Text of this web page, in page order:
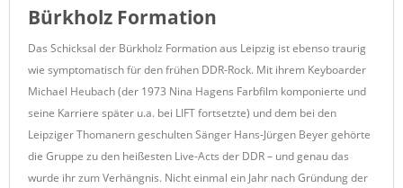
Bürkholz Formation
Das Schicksal der Bürkholz Formation aus Leipzig ist ebenso traurig
wie symptomatisch für den frühen DDR-Rock. Mit ihrem Keyboarder
Michael Heubach (der 1973 Nina Hagens Farbfilm komponierte und
seine Karriere später u.a. bei LIFT fortsetzte) und dem bei den
Leipziger Thomanern geschulten Sänger Hans-Jürgen Beyer gehörte
die Gruppe zu den heißesten Live-Acts der DDR – und genau das
wurde ihr zum Verhängnis. Nicht einmal ein Jahr nach Gründung der